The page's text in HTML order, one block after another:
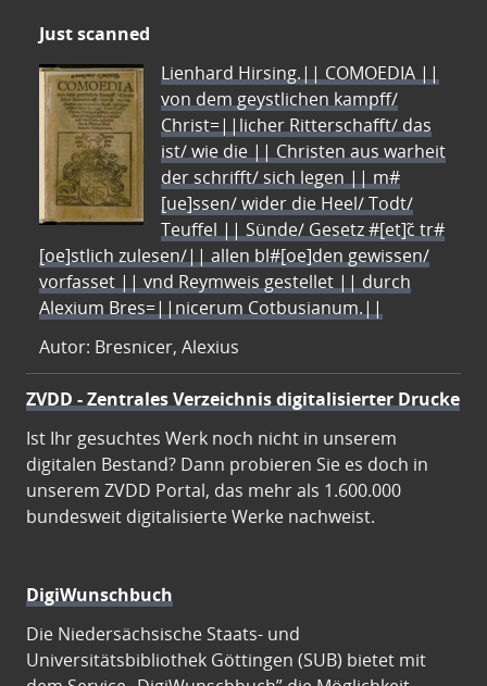
Just scanned
Lienhard Hirsing.|| COMOEDIA ||
von dem geystlichen kampff/
Christ=||licher Ritterschafft/ das
ist/ wie die || Christen aus warheit
der schrifft/ sich legen || m#
[ue]ssen/ wider die Heel/ Todt/
Teuffel || Sünde/ Gesetz #[et]c̃ tr#
[oe]stlich zulesen/|| allen bl#[oe]den gewissen/
vorfasset || vnd Reymweis gestellet || durch
Alexium Bres=||nicerum Cotbusianum.||
Autor: Bresnicer, Alexius
ZVDD - Zentrales Verzeichnis digitalisierter Drucke
Ist Ihr gesuchtes Werk noch nicht in unserem
digitalen Bestand? Dann probieren Sie es doch in
unserem ZVDD Portal, das mehr als 1.600.000
bundesweit digitalisierte Werke nachweist.
DigiWunschbuch
Die Niedersächsische Staats- und
Universitätsbibliothek Göttingen (SUB) bietet mit